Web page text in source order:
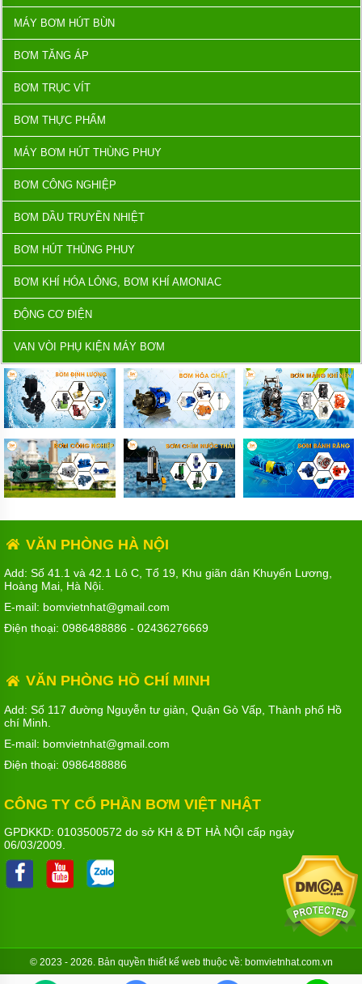
MÁY BƠM HÚT BÙN
BƠM TĂNG ÁP
BƠM TRỤC VÍT
BƠM THỰC PHẨM
MÁY BƠM HÚT THÙNG PHUY
BƠM CÔNG NGHIỆP
BƠM DẦU TRUYỀN NHIỆT
BƠM HÚT THÙNG PHUY
BƠM KHÍ HÓA LỎNG, BƠM KHÍ AMONIAC
ĐỘNG CƠ ĐIỆN
VAN VÒI PHỤ KIỆN MÁY BƠM
VĂN PHÒNG HÀ NỘI
Add: Số 41.1 và 42.1 Lô C, Tổ 19, Khu giãn dân Khuyến Lương,
Hoàng Mai, Hà Nội.
E-mail: bomvietnhat@gmail.com
Điện thoại: 0986488886 - 02436276669
VĂN PHÒNG HỒ CHÍ MINH
Add: Số 117 đường Nguyễn tư giản, Quận Gò Vấp, Thành phố Hồ
chí Minh.
E-mail: bomvietnhat@gmail.com
Điện thoại: 0986488886
CÔNG TY CỔ PHẦN BƠM VIỆT NHẬT
GPDKKD: 0103500572 do sở KH & ĐT HÀ NỘI cấp ngày
06/03/2009.
© 2023 - 2026. Bản quyền thiết kế webthuộc về: bomvietnhat.com.vn